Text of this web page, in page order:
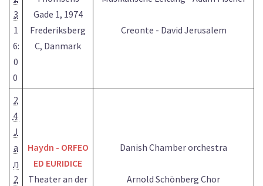
3
1
6:
0
0
Gade 1, 1974
Frederiksberg
C, Danmark
Creonte - David Jerusalem
2
4
J
a
n
2
Haydn - ORFEO
ED EURIDICE
Theater an der
Danish Chamber orchestra
Arnold Schönberg Chor